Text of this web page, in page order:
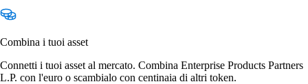
Combina i tuoi asset
Connetti i tuoi asset al mercato. Combina Enterprise Products Partners
L.P. con l'euro o scambialo con centinaia di altri token.